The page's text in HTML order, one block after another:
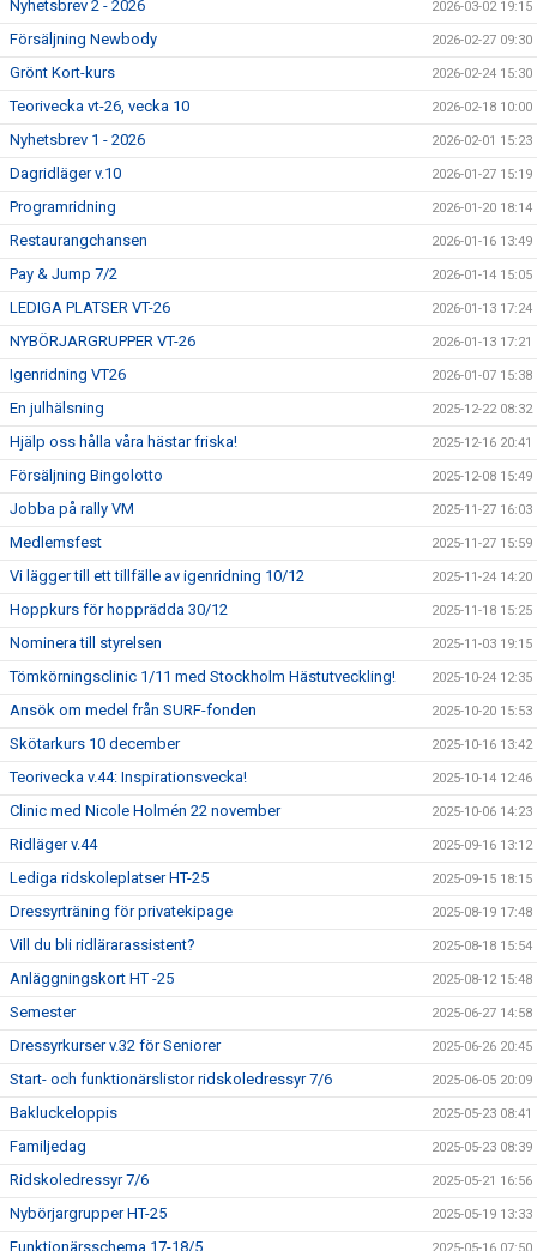
Nyhetsbrev 2 - 2026 2026-03-02 19:15
Försäljning Newbody 2026-02-27 09:30
Grönt Kort-kurs 2026-02-24 15:30
Teorivecka vt-26, vecka 10 2026-02-18 10:00
Nyhetsbrev 1 - 2026 2026-02-01 15:23
Dagridläger v.10 2026-01-27 15:19
Programridning 2026-01-20 18:14
Restaurangchansen 2026-01-16 13:49
Pay & Jump 7/2 2026-01-14 15:05
LEDIGA PLATSER VT-26 2026-01-13 17:24
NYBÖRJARGRUPPER VT-26 2026-01-13 17:21
Igenridning VT26 2026-01-07 15:38
En julhälsning 2025-12-22 08:32
Hjälp oss hålla våra hästar friska! 2025-12-16 20:41
Försäljning Bingolotto 2025-12-08 15:49
Jobba på rally VM 2025-11-27 16:03
Medlemsfest 2025-11-27 15:59
Vi lägger till ett tillfälle av igenridning 10/12 2025-11-24 14:20
Hoppkurs för hopprädda 30/12 2025-11-18 15:25
Nominera till styrelsen 2025-11-03 19:15
Tömkörningsclinic 1/11 med Stockholm Hästutveckling! 2025-10-24 12:35
Ansök om medel från SURF-fonden 2025-10-20 15:53
Skötarkurs 10 december 2025-10-16 13:42
Teorivecka v.44: Inspirationsvecka! 2025-10-14 12:46
Clinic med Nicole Holmén 22 november 2025-10-06 14:23
Ridläger v.44 2025-09-16 13:12
Lediga ridskoleplatser HT-25 2025-09-15 18:15
Dressyrträning för privatekipage 2025-08-19 17:48
Vill du bli ridlärarassistent? 2025-08-18 15:54
Anläggningskort HT -25 2025-08-12 15:48
Semester 2025-06-27 14:58
Dressyrkurser v.32 för Seniorer 2025-06-26 20:45
Start- och funktionärslistor ridskoledressyr 7/6 2025-06-05 20:09
Bakluckeloppis 2025-05-23 08:41
Familjedag 2025-05-23 08:39
Ridskoledressyr 7/6 2025-05-21 16:56
Nybörjargrupper HT-25 2025-05-19 13:33
Funktionärsschema 17-18/5